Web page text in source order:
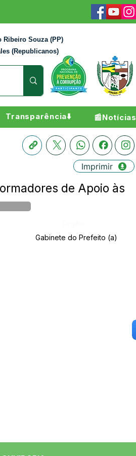
Ribeiro Souza (PP)
(Republicanos)
Transparência⬇️ 📰Notícias
Imprimir
de Apoio às
Gabinete do Prefeito (a)